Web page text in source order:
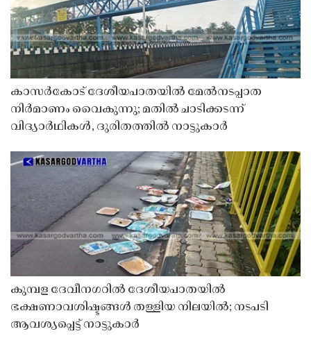
കാസർകോട് ദേശീയപാതയിൽ മേൽനടപ്പാത
നിർമാണം വൈകുന്നു; മതിൽ ചാടിക്കടന്ന്
വിദ്യാർഥികൾ, ദുരിതത്തിൽ നാട്ടുകാർ
കുമ്പള ദേവീനഗറിൽ ദേശീയപാതയിൽ
ഭക്ഷണാവശിഷ്ടങ്ങൾ തള്ളിയ നിലയിൽ; നടപടി
ആവശ്യപ്പെട്ട് നാട്ടുകാർ